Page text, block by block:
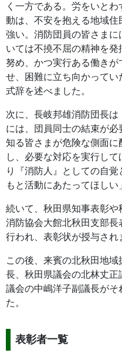
く一方である。労をいと
動は、不安を抱える地域
強い。消防団員の皆さま
いては不撓不屈の精神を
努め、かつ実行ある働き
せ、困難に立ち向かってい
式辞を述べました。
次に、長岐邦雄消防団長
には、団員同士の結束が必
知る皆さまが危険な側面
し、必要な対応を実行し
り『消防人』としての自
もと活動にあたってほしい
続いて、秋田県知事表彰
消防協会大館北秋田支部
行われ、表彰状が授与され
この後、来賓の北秋田地
長、秋田県議会の北林丈
議会の中嶋洋子副議長が
た。
表彰者一覧